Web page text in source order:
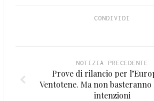
CONDIVIDI
NOTIZIA PRECEDENTE
Prove di rilancio per
Ventotene. Ma non basteranno
intenzioni